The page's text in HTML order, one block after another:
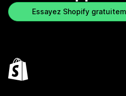
Essayez Shopify